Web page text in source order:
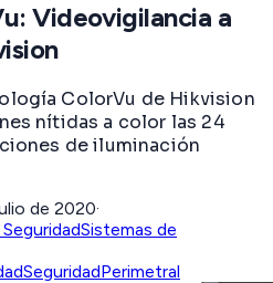
Videovigilancia a
ColorVu de Hikvision
nítidas a color las 24
de iluminación
de 2020·
Sistemas de
SeguridadPerimetral